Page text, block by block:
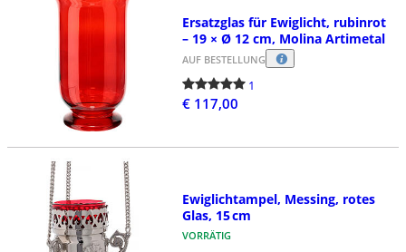
Ersatzglas für Ewiglicht, rubinrot
– 19 × Ø 12 cm, Molina Artimetal
AUF BESTELLUNG
1
€ 117,00
Ewiglichtampel, Messing, rotes
Glas, 15 cm
VORRÄTIG